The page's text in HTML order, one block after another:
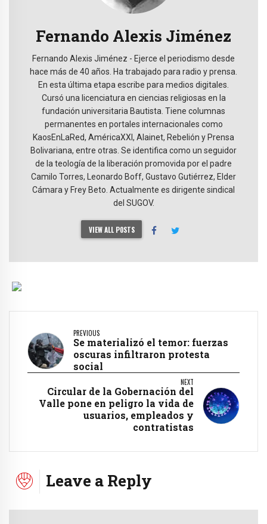
Fernando Alexis Jiménez
Fernando Alexis Jiménez - Ejerce el periodismo desde
hace más de 40 años. Ha trabajado para radio y prensa.
En esta última etapa escribe para medios digitales.
Cursó una licenciatura en ciencias religiosas en la
fundación universitaria Bautista. Tiene columnas
permanentes en portales internacionales como
KaosEnLaRed, AméricaXXI, Alainet, Rebelión y Prensa
Bolivariana, entre otras. Se identifica como un seguidor
de la teología de la liberación promovida por el padre
Camilo Torres, Leonardo Boff, Gustavo Gutiérrez, Elder
Cámara y Frey Beto. Actualmente es dirigente sindical
del SUGOV.
VIEW ALL POSTS
PREVIOUS
Se materializó el temor: fuerzas
oscuras infiltraron protesta
social
NEXT
Circular de la Gobernación del
Valle pone en peligro la vida de
usuarios, empleados y
contratistas
Leave a Reply